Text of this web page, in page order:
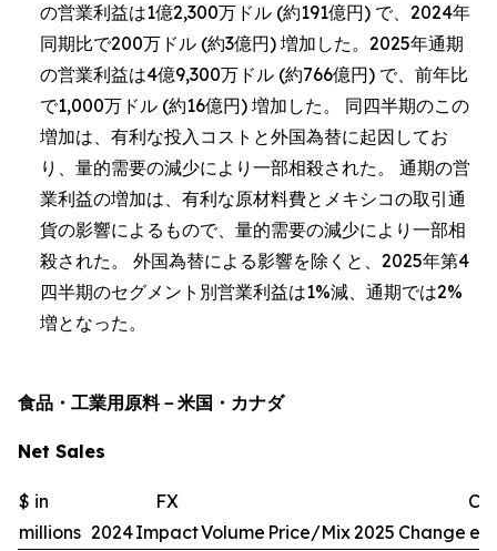
の営業利益は1億2,300万ドル (約191億円) で、2024年
同期比で200万ドル (約3億円) 増加した。2025年通期
の営業利益は4億9,300万ドル (約766億円) で、前年比
で1,000万ドル (約16億円) 増加した。 同四半期のこの
増加は、有利な投入コストと外国為替に起因してお
り、量的需要の減少により一部相殺された。 通期の営
業利益の増加は、有利な原材料費とメキシコの取引通
貨の影響によるもので、量的需要の減少により一部相
殺された。 外国為替による影響を除くと、2025年第4
四半期のセグメント別営業利益は1%減、通期では2%
増となった。
食品・工業用原料－米国・カナダ
Net Sales
$ in
millions 2024
FX
ImpactVolume Price/Mix2025 Change